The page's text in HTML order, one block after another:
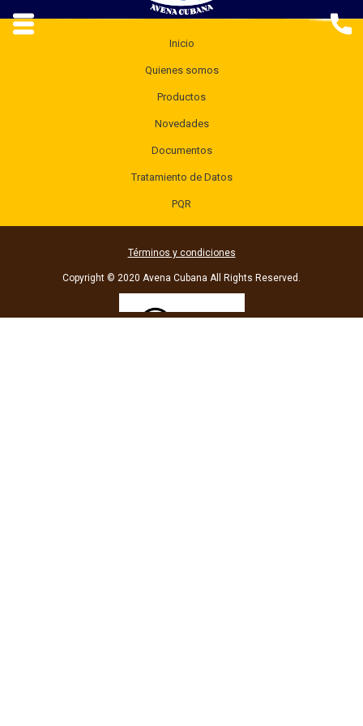
Inicio
Quienes somos
Productos
Novedades
Documentos
Tratamiento de Datos
PQR
Términos y condiciones
Copyright © 2020 Avena Cubana All Rights Reserved.